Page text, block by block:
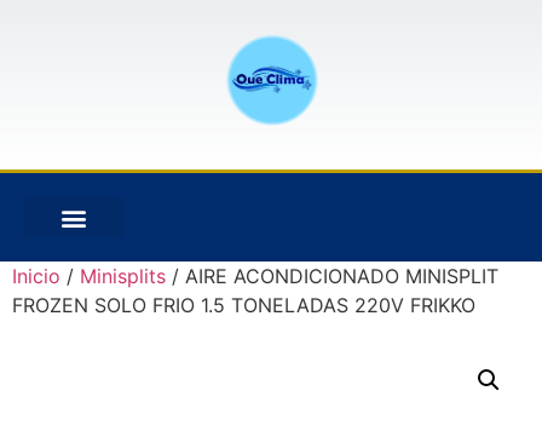
Inicio / Minisplits / AIRE ACONDICIONADO MINISPLIT
FROZEN SOLO FRIO 1.5 TONELADAS 220V FRIKKO